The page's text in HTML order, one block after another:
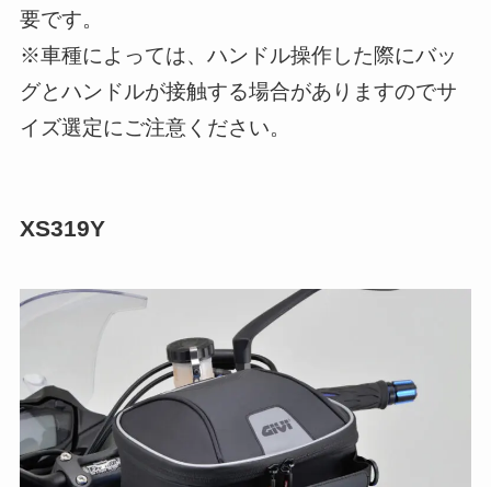
要です。
※車種によっては、ハンドル操作した際にバッ
グとハンドルが接触する場合がありますのでサ
イズ選定にご注意ください。
XS319Y